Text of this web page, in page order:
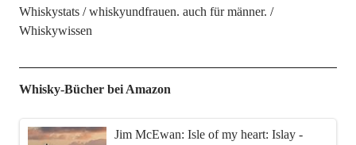
Whiskystats
whiskyundfrauen. auch für männer.
Whiskywissen
Whisky-Bücher bei Amazon
Jim McEwan: Isle of my heart: Islay -